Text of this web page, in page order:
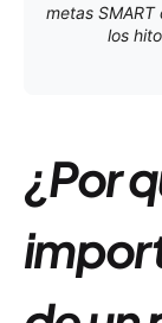
metas
los
¿Por